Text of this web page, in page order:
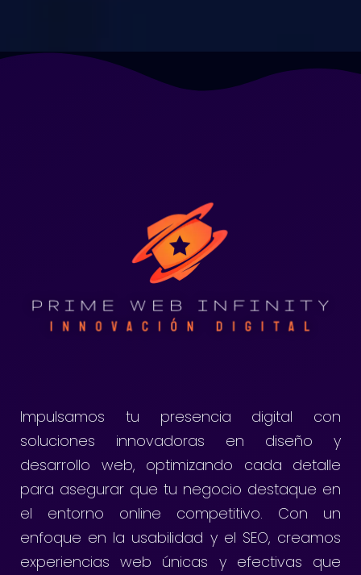
Impulsamos tu presencia digital con
soluciones innovadoras en diseño y
desarrollo web, optimizando cada detalle
para asegurar que tu negocio destaque en
el entorno online competitivo. Con un
enfoque en la usabilidad y el SEO, creamos
experiencias web únicas y efectivas que